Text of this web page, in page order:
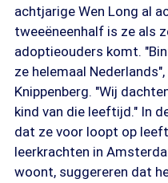
achtjarige Wen Long al
tweeëneenhalf is ze als
adoptieouders komt.
ze helemaal
Knippenberg. "Wij
kind van die leeftijd." In
dat ze voor loopt op
leerkrachten in
woont, suggereren dat